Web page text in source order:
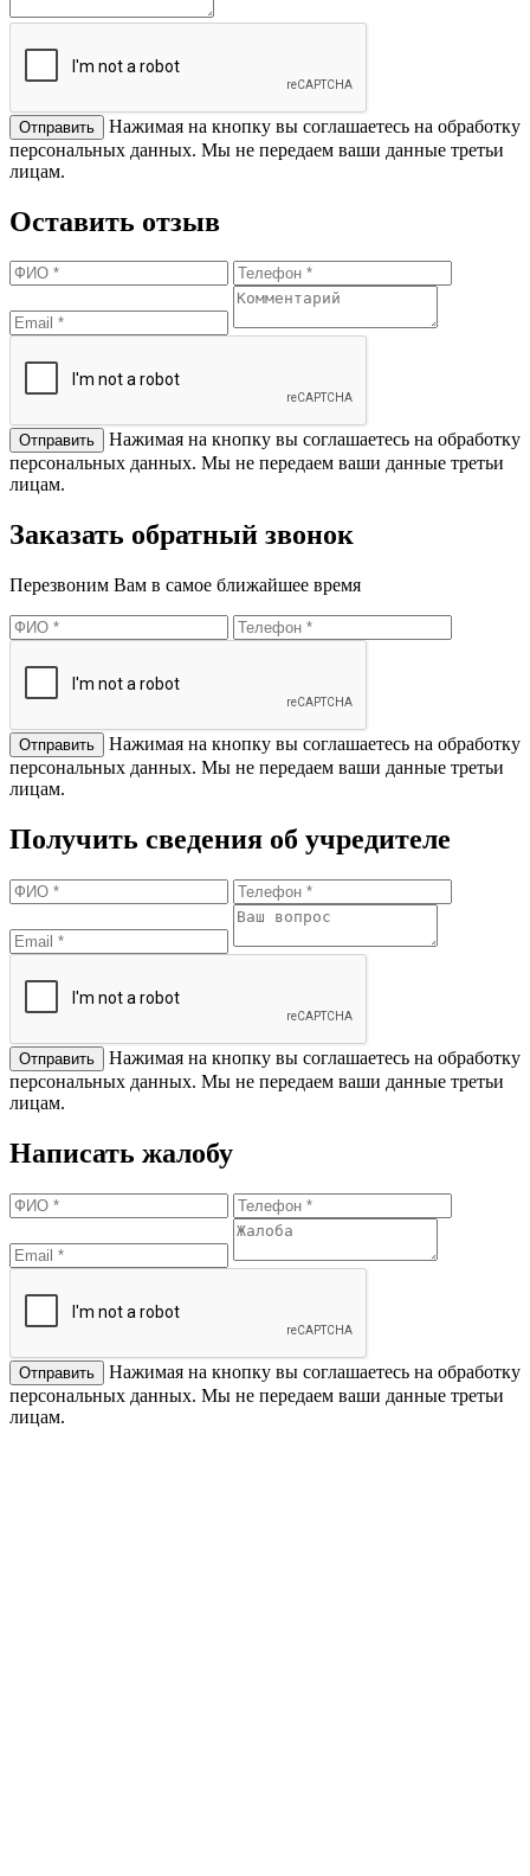
Нажимая на кнопку вы соглашаетесь на обработку
персональных данных. Мы не передаем ваши данные третьи
лицам.
Оставить отзыв
Нажимая на кнопку вы соглашаетесь на обработку
персональных данных. Мы не передаем ваши данные третьи
лицам.
Заказать обратный звонок
Перезвоним Вам в самое ближайшее время
Нажимая на кнопку вы соглашаетесь на обработку
персональных данных. Мы не передаем ваши данные третьи
лицам.
Получить сведения об учредителе
Нажимая на кнопку вы соглашаетесь на обработку
персональных данных. Мы не передаем ваши данные третьи
лицам.
Написать жалобу
Нажимая на кнопку вы соглашаетесь на обработку
персональных данных. Мы не передаем ваши данные третьи
лицам.